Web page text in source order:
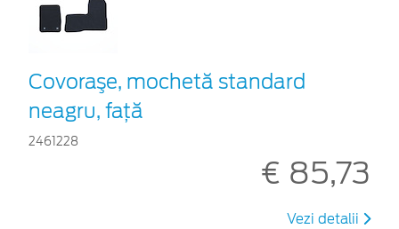
Covoraşe, mochetă standard
neagru, faţă
2461228
€ 85,73
Vezi detalii